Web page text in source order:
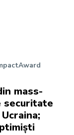
mass-
securitate